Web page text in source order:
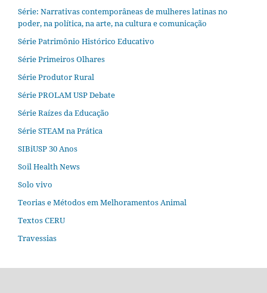
Série: Narrativas contemporâneas de mulheres latinas no
poder, na política, na arte, na cultura e comunicação
Série Patrimônio Histórico Educativo
Série Primeiros Olhares
Série Produtor Rural
Série PROLAM USP Debate
Série Raízes da Educação
Série STEAM na Prática
SIBiUSP 30 Anos
Soil Health News
Solo vivo
Teorias e Métodos em Melhoramentos Animal
Textos CERU
Travessias